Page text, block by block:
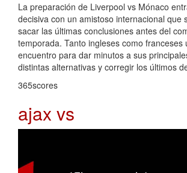
La preparación de Liverpool vs Mónaco
decisiva con un amistoso internacional que
sacar las últimas conclusiones antes del
temporada. Tanto ingleses como franceses
encuentro para dar minutos a sus
distintas alternativas y corregir los últimos
365scores
ajax vs